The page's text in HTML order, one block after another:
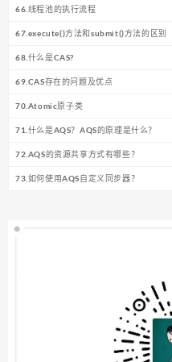
66.线程池的执行流程
67.execute()方法和submit()方法的区别
68.什么是CAS?
69.CAS存在的问题及优点
70.Atomic原子类
71.什么是AQS？AQS的原理是什么？
72.AQS的资源共享方式有哪些？
73.如何使用AQS自定义同步器？